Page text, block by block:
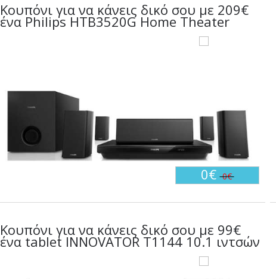
Κουπόνι για να κάνεις δικό σου με 209€
ένα Philips HTB3520G Home Theater
0€0€
Κουπόνι για να κάνεις δικό σου με 99€
ένα tablet INNOVATOR T1144 10.1 ιντσών